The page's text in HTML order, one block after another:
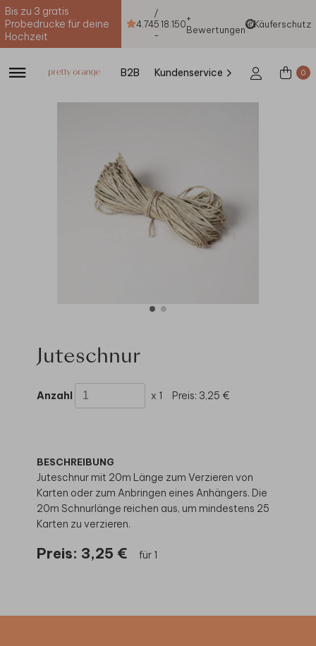
Bis zu 3 gratis
Probedrucke für deine
Hochzeit
4.74
/
5
-
18.150+
Bewertungen
Käuferschutz
B2B Kundenservice 0
Juteschnur
Anzahl x 1 Preis: 3,25 €
BESCHREIBUNG
Juteschnur mit 20m Länge zum Verzieren von
Karten oder zum Anbringen eines Anhängers. Die
20m Schnurlänge reichen aus, um mindestens 25
Karten zu verzieren.
Preis: 3,25 € für 1